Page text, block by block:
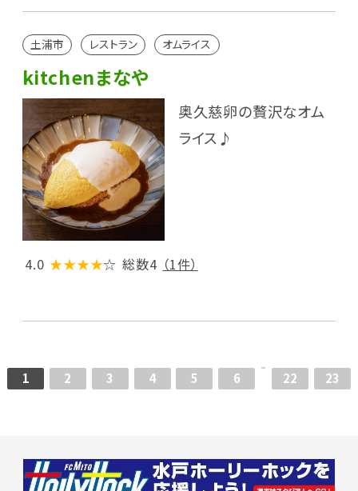
土浦市 レストラン オムライス
kitchenまなや
奥久慈卵の贅沢なオム
ライス♪
4.0 ★★★★☆ 総数4 （1件）
1 2 3 4 5 6 22 23